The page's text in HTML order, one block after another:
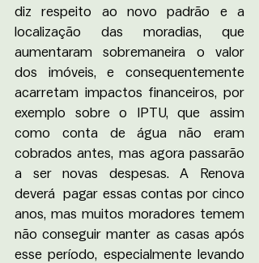
diz respeito ao novo padrão e a
localização das moradias, que
aumentaram sobremaneira o valor
dos imóveis, e consequentemente
acarretam impactos financeiros, por
exemplo sobre o IPTU, que assim
como conta de água não eram
cobrados antes, mas agora passarão
a ser novas despesas. A Renova
deverá  pagar essas contas por cinco
anos, mas muitos moradores temem
não conseguir manter as casas após
esse período, especialmente levando